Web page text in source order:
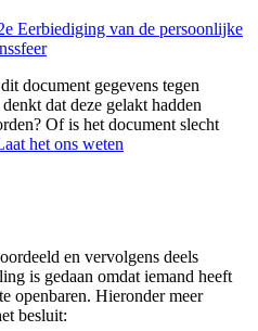
Eerbiediging van de persoonlijke
document gegevens tegen
dat deze gelakt hadden
Of is het document slecht
het ons weten
en vervolgens deels
is gedaan omdat iemand heeft
openbaren. Hieronder meer
besluit: